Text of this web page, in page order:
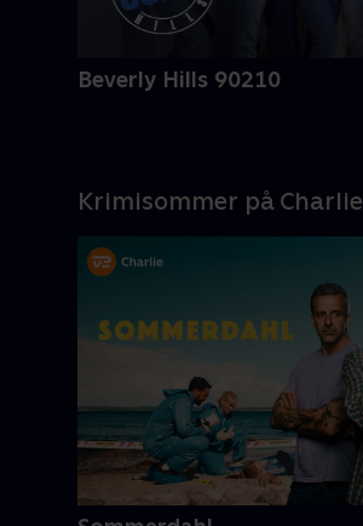
Beverly Hills 90210
Krimisommer på Charlie